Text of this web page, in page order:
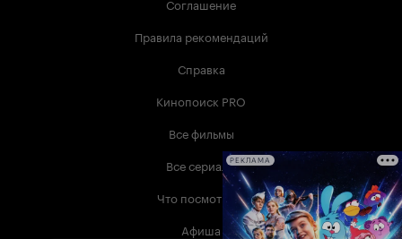
сумятица в череде ночь-день-ночь. Изысков -
скидку можно сделать лишь отнеся
арт хаусу. Но всё это зыбко. Всё это на
возникающие сами собой сопоставления про
пера. Пожалуй всё. 5 из 10
Соглашение
Правила рекомендаций
Справка
Кинопоиск PRO
Все фильмы
Все сериалы
Что посмотреть
Афиша
РЕКЛАМА